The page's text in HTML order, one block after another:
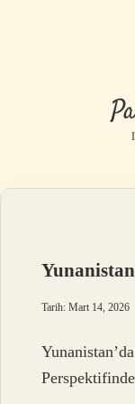
Tarih: Mart 14, 2026